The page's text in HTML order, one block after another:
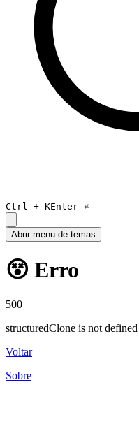
Ctrl + KEnter ⏎
Abrir menu de temas
😵 Erro
500
structuredClone is not defined
Voltar
Sobre